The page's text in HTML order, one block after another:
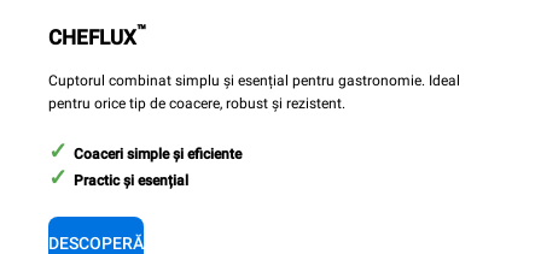
CHEFLUX™
Cuptorul combinat simplu și esențial pentru gastronomie. Ideal
pentru orice tip de coacere, robust și rezistent.
Coaceri simple și eficiente
Practic și esențial
DESCOPERĂ